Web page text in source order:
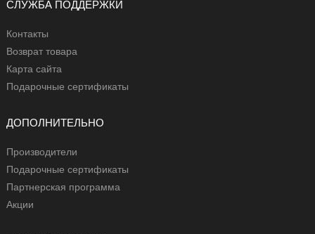
СЛУЖБА ПОДДЕРЖКИ
Контакты
Возврат товара
Карта сайта
Подарочные сертификаты
ДОПОЛНИТЕЛЬНО
Производители
Подарочные сертификаты
Партнерская программа
Акции